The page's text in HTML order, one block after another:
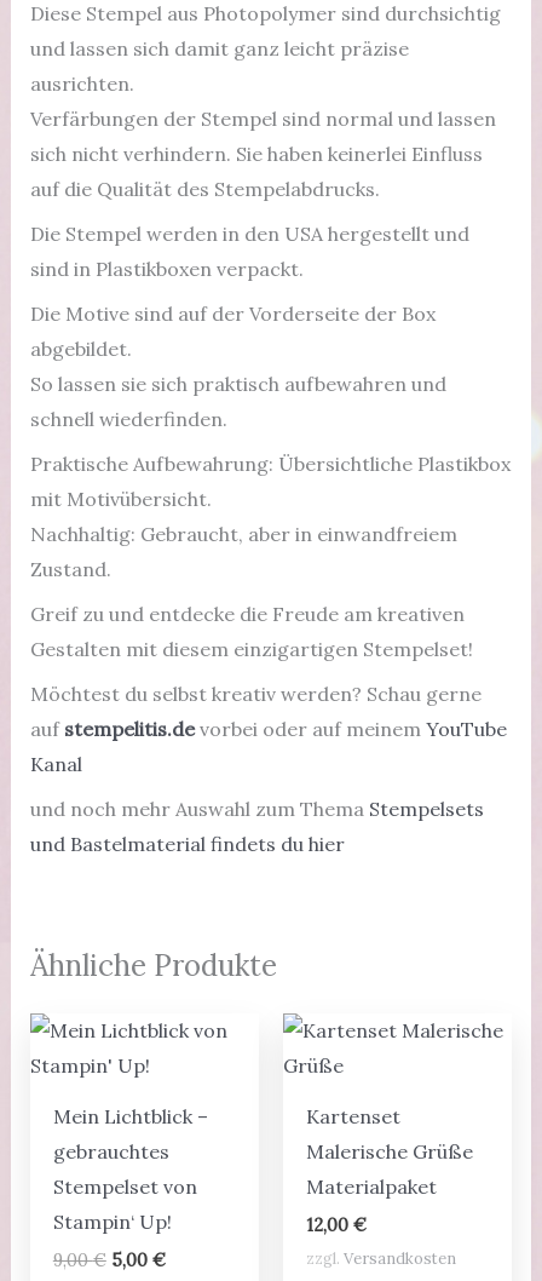
Diese Stempel aus Photopolymer sind durchsichtig
und lassen sich damit ganz leicht präzise
ausrichten.
Verfärbungen der Stempel sind normal und lassen
sich nicht verhindern. Sie haben keinerlei Einfluss
auf die Qualität des Stempelabdrucks.
Die Stempel werden in den USA hergestellt und
sind in Plastikboxen verpackt.
Die Motive sind auf der Vorderseite der Box
abgebildet.
So lassen sie sich praktisch aufbewahren und
schnell wiederfinden.
Praktische Aufbewahrung: Übersichtliche Plastikbox
mit Motivübersicht.
Nachhaltig: Gebraucht, aber in einwandfreiem
Zustand.
Greif zu und entdecke die Freude am kreativen
Gestalten mit diesem einzigartigen Stempelset!
Möchtest du selbst kreativ werden? Schau gerne
auf stempelitis.devorbei oder auf meinem YouTube
Kanal
und noch mehr Auswahl zum ThemaStempelsets
und Bastelmaterial findets du hier
Ähnliche Produkte
Mein Lichtblick –
gebrauchtes
Stempelset von
Stampin‘ Up!
9,00€ Ursprünglicher
5,00 €Aktueller
Kartenset
Malerische Grüße
Materialpaket
12,00€
zzgl.Versandkosten